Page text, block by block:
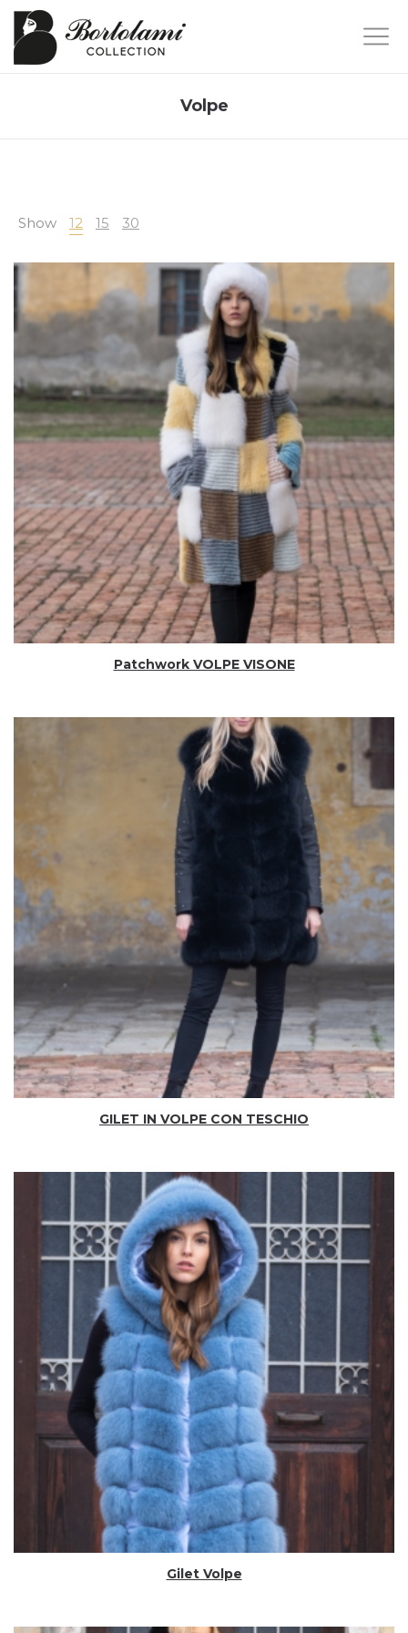
Volpe
Show 12 15 30
Patchwork VOLPE VISONE
GILET IN VOLPE CON TESCHIO
Gilet Volpe